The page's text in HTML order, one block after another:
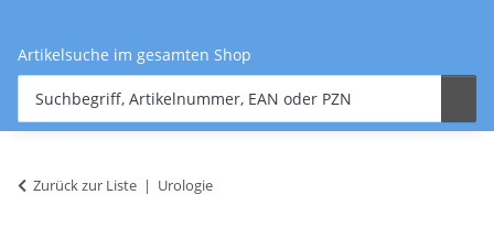
Artikelsuche im gesamten Shop
Zurück zur Liste Urologie